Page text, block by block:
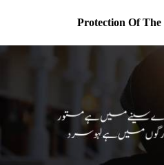
Protection Of The